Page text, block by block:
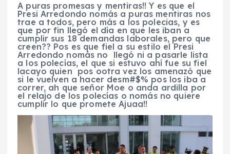
A puras promesas y mentiras!! Y es que el
Presi Arredondo nomás a puras mentiras nos
trae a todos, pero más a los polecias, y es
que por fin llegó el día en que les iban a
cumplir sus 18 demandas laborales, pero que
creen?? Pos es que fiel a su estilo el Presi
Arredondo nomás no llegó ni a pasarle lista
a los polecías, el que si estuvo ahí fue su fiel
lacayo quien pos ootra vez los amenazó que
si le vuelven a hacer desm#$% pos los iba a
correr, ah que señor Moe o anda ardilla por
el relajo de los polecías o nomás no quiere
cumplir lo que promete Ajuaa!!